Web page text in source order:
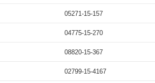
05271-15-157
04775-15-270
08820-15-367
02799-15-4167